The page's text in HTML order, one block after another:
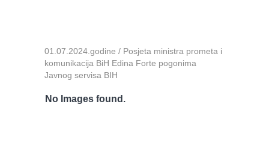
01.07.2024.godine / Posjeta ministra prometa i
komunikacija BiH Edina Forte pogonima
Javnog servisa BIH
No Images found.